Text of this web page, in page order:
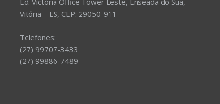
Ed. Victória Office Tower Leste, Enseada do Suá,
Vitória – ES, CEP: 29050-911
Telefones:
(27) 99707-3433
(27) 99886-7489